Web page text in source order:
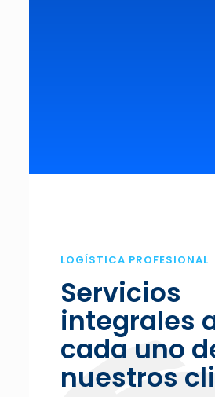
LOGÍSTICA PROFESIONAL
Servicios
integrales
cada uno
nuestros